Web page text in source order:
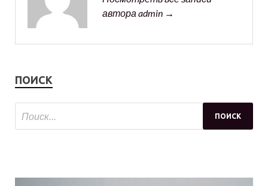
автора admin →
ПОИСК